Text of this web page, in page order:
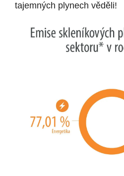
tajemných plynech věděli!